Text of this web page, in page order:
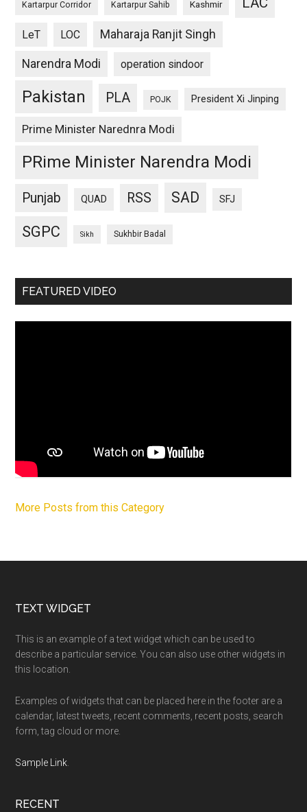
Kartarpur Corridor Kartarpur Sahib Kashmir
LeT LOC Maharaja Ranjit Singh
Narendra Modi operation sindoor
Pakistan PLA POJK President Xi Jinping
Prime Minister Narednra Modi
PRime Minister Narendra Modi
Punjab QUAD RSS SAD SFJ
SGPC Sikh Sukhbir Badal
FEATURED VIDEO
More Posts from this Category
Footer
TEXT WIDGET
This is an example of a text widget which can be used to
describe a particular service. You can also use other widgets in
this location.
Examples of widgets that can be placed here in the footer are a
calendar, latest tweets, recent comments, recent posts, search
form, tag cloud or more.
Sample Link
RECENT